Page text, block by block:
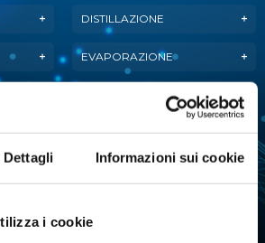
Dettagli Informazioni sui cookie
i cookie
DISTILLAZIONE
EVAPORAZIONE
LIOFILIZZAZIONE
PURIFICAZIONE
ANALISI ATTIVITÀ